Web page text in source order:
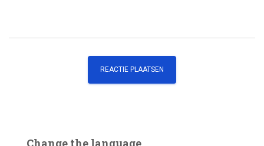
Change the language